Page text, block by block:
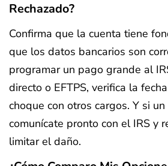
Rechazado?
Confirma que la cuenta tiene
que los datos bancarios son
programar un pago grande al
directo o EFTPS, verifica la
choque con otros cargos. Y si
comunícate pronto con el IRS y
limitar el daño.